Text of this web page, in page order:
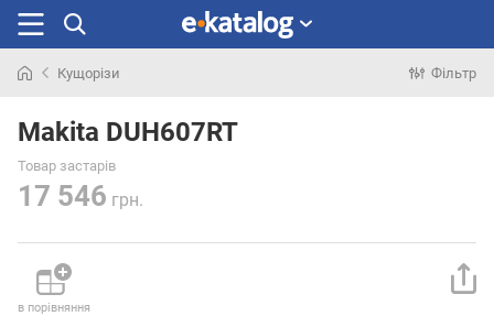
раніше
Кущорізи Фільтр
Makita DUH607RT
Товар застарів
17 546 грн.
в порівняння